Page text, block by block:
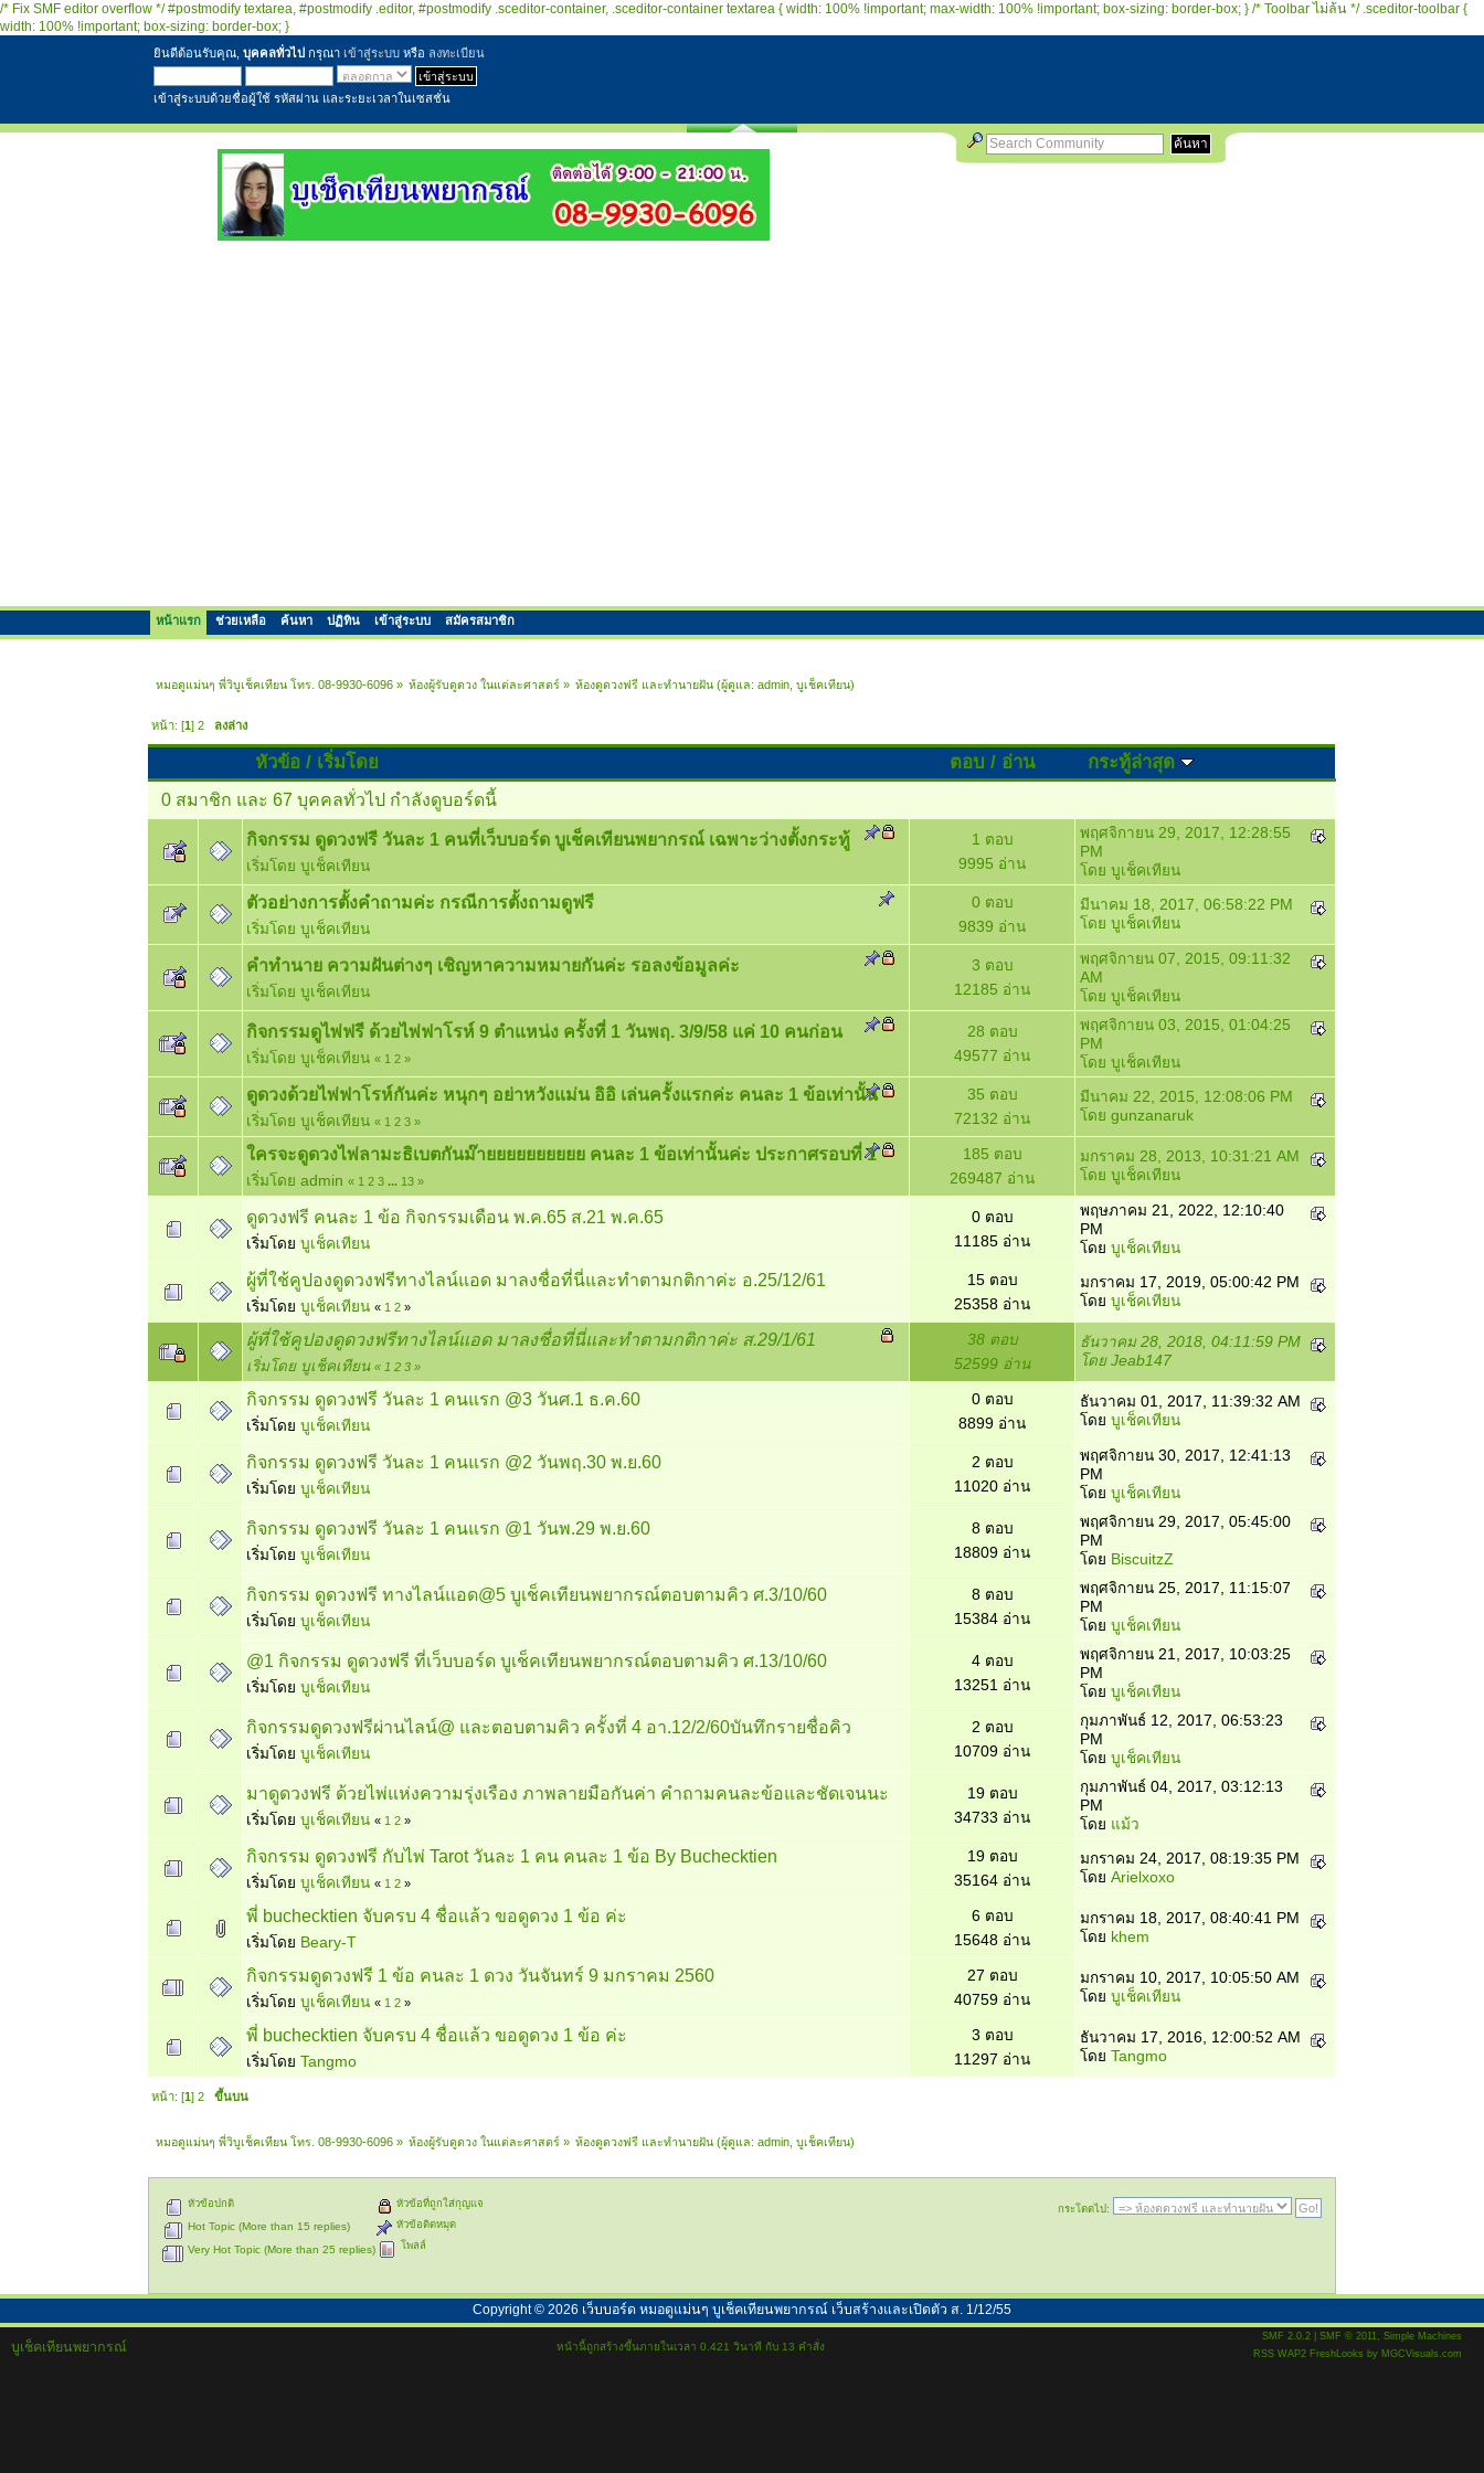
/* Fix SMF editor overflow */ #postmodify textarea, #postmodify .editor, #postmodify .sceditor-container, .sceditor-container textarea { width: 100% !important; max-width: 100% !important; box-sizing: border-box; } /* Toolbar ไม่ล้น */ .sceditor-toolbar {
width: 100% !important; box-sizing: border-box; }
ยินดีต้อนรับคุณ,บุคคลทั่วไป กรุณา เข้าสู่ระบบ หรือ ลงทะเบียน
เข้าสู่ระบบด้วยชื่อผู้ใช้ รหัสผ่าน และระยะเวลาในเซสชั่น
หน้าแรก ช่วยเหลือ ค้นหา ปฏิทิน เข้าสู่ระบบ สมัครสมาชิก
หมอดูแม่นๆ พี่วิบูเช็คเทียน โทร. 08-9930-6096» ห้องผู้รับดูดวง ในแต่ละศาสตร์» ห้องดูดวงฟรี และทำนายฝัน (ผู้ดูแล:admin,บูเช็คเทียน)
หน้า: [1] 2 ลงล่าง
หัวข้อ / เริ่มโดย ตอบ / อ่าน กระทู้ล่าสุด
0 สมาชิก และ 67 บุคคลทั่วไป กำลังดูบอร์ดนี้
กิจกรรม ดูดวงฟรี วันละ 1 คนที่เว็บบอร์ด บูเช็คเทียนพยากรณ์ เฉพาะว่างตั้งกระทู้
เริ่มโดยบูเช็คเทียน
1 ตอบ
9995 อ่าน
พฤศจิกายน 29, 2017, 12:28:55
PM
โดยบูเช็คเทียน
ตัวอย่างการตั้งคำถามค่ะ กรณีการตั้งถามดูฟรี
เริ่มโดยบูเช็คเทียน
0 ตอบ
9839 อ่าน
มีนาคม 18, 2017, 06:58:22 PM
โดยบูเช็คเทียน
คำทำนาย ความฝันต่างๆ เชิญหาความหมายกันค่ะ รอลงข้อมูลค่ะ
เริ่มโดยบูเช็คเทียน
3 ตอบ
12185 อ่าน
พฤศจิกายน 07, 2015, 09:11:32
AM
โดยบูเช็คเทียน
กิจกรรมดูไพ่ฟรี ด้วยไพ่ฟาโรห์ 9 ตำแหน่ง ครั้งที่ 1 วันพฤ. 3/9/58 แค่ 10 คนก่อน
เริ่มโดยบูเช็คเทียน « 1 2 »
28 ตอบ
49577 อ่าน
พฤศจิกายน 03, 2015, 01:04:25
PM
โดยบูเช็คเทียน
ดูดวงด้วยไพ่ฟาโรห์กันค่ะ หนุกๆ อย่าหวังแม่น อิอิ เล่นครั้งแรกค่ะ คนละ 1 ข้อเท่านั้น
เริ่มโดยบูเช็คเทียน « 1 2 3 »
35 ตอบ
72132 อ่าน
มีนาคม 22, 2015, 12:08:06 PM
โดยgunzanaruk
ใครจะดูดวงไพ่ลามะธิเบตกันม๊ายยยยยยยยยย คนละ 1 ข้อเท่านั้นค่ะ ประกาศรอบที่ 1
เริ่มโดยadmin « 1 2 3 ... 13 »
185 ตอบ
269487 อ่าน
มกราคม 28, 2013, 10:31:21 AM
โดยบูเช็คเทียน
ดูดวงฟรี คนละ 1 ข้อ กิจกรรมเดือน พ.ค.65 ส.21 พ.ค.65
เริ่มโดยบูเช็คเทียน
0 ตอบ
11185 อ่าน
พฤษภาคม 21, 2022, 12:10:40
PM
โดยบูเช็คเทียน
ผู้ที่ใช้คูปองดูดวงฟรีทางไลน์แอด มาลงชื่อที่นี่และทำตามกติกาค่ะ อ.25/12/61
เริ่มโดยบูเช็คเทียน « 1 2 »
15 ตอบ
25358 อ่าน
มกราคม 17, 2019, 05:00:42 PM
โดยบูเช็คเทียน
ผู้ที่ใช้คูปองดูดวงฟรีทางไลน์แอด มาลงชื่อที่นี่และทำตามกติกาค่ะ ส.29/1/61
เริ่มโดย บูเช็คเทียน « 1 2 3 »
38 ตอบ
52599 อ่าน
ธันวาคม 28, 2018, 04:11:59 PM
โดยJeab147
กิจกรรม ดูดวงฟรี วันละ 1 คนแรก @3 วันศ.1 ธ.ค.60
เริ่มโดยบูเช็คเทียน
0 ตอบ
8899 อ่าน
ธันวาคม 01, 2017, 11:39:32 AM
โดยบูเช็คเทียน
กิจกรรม ดูดวงฟรี วันละ 1 คนแรก @2 วันพฤ.30 พ.ย.60
เริ่มโดยบูเช็คเทียน
2 ตอบ
11020 อ่าน
พฤศจิกายน 30, 2017, 12:41:13
PM
โดยบูเช็คเทียน
กิจกรรม ดูดวงฟรี วันละ 1 คนแรก @1 วันพ.29 พ.ย.60
เริ่มโดยบูเช็คเทียน
8 ตอบ
18809 อ่าน
พฤศจิกายน 29, 2017, 05:45:00
PM
โดย BiscuitzZ
กิจกรรม ดูดวงฟรี ทางไลน์แอด@5 บูเช็คเทียนพยากรณ์ตอบตามคิว ศ.3/10/60
เริ่มโดยบูเช็คเทียน
8 ตอบ
15384 อ่าน
พฤศจิกายน 25, 2017, 11:15:07
PM
โดยบูเช็คเทียน
@1 กิจกรรม ดูดวงฟรี ที่เว็บบอร์ด บูเช็คเทียนพยากรณ์ตอบตามคิว ศ.13/10/60
เริ่มโดยบูเช็คเทียน
4 ตอบ
13251 อ่าน
พฤศจิกายน 21, 2017, 10:03:25
PM
โดยบูเช็คเทียน
กิจกรรมดูดวงฟรีผ่านไลน์@ และตอบตามคิว ครั้งที่ 4 อา.12/2/60บันทึกรายชื่อคิว
เริ่มโดยบูเช็คเทียน
2 ตอบ
10709 อ่าน
กุมภาพันธ์ 12, 2017, 06:53:23
PM
โดยบูเช็คเทียน
มาดูดวงฟรี ด้วยไพ่แห่งความรุ่งเรือง ภาพลายมือกันค่า คำถามคนละข้อและชัดเจนนะ
เริ่มโดยบูเช็คเทียน « 1 2 »
19 ตอบ
34733 อ่าน
กุมภาพันธ์ 04, 2017, 03:12:13
PM
โดย แม้ว
กิจกรรม ดูดวงฟรี กับไพ่ Tarot วันละ 1 คน คนละ 1 ข้อ By Buchecktien
เริ่มโดยบูเช็คเทียน « 1 2 »
19 ตอบ
35164 อ่าน
มกราคม 24, 2017, 08:19:35 PM
โดยArielxoxo
พี่ buchecktien จับครบ 4 ชื่อแล้ว ขอดูดวง 1 ข้อ ค่ะ
เริ่มโดย Beary-T
6 ตอบ
15648 อ่าน
มกราคม 18, 2017, 08:40:41 PM
โดย khem
กิจกรรมดูดวงฟรี 1 ข้อ คนละ 1 ดวง วันจันทร์ 9 มกราคม 2560
เริ่มโดยบูเช็คเทียน « 1 2 »
27 ตอบ
40759 อ่าน
มกราคม 10, 2017, 10:05:50 AM
โดยบูเช็คเทียน
พี่ buchecktien จับครบ 4 ชื่อแล้ว ขอดูดวง 1 ข้อ ค่ะ
เริ่มโดยTangmo
3 ตอบ
11297 อ่าน
ธันวาคม 17, 2016, 12:00:52 AM
โดยTangmo
หน้า: [1] 2 ขึ้นบน
หมอดูแม่นๆ พี่วิบูเช็คเทียน โทร. 08-9930-6096» ห้องผู้รับดูดวง ในแต่ละศาสตร์» ห้องดูดวงฟรี และทำนายฝัน (ผู้ดูแล:admin ,บูเช็คเทียน)
กระโดดไป:
หัวข้อปกติ
Hot Topic (More than 15 replies)
Very Hot Topic (More than 25 replies)
หัวข้อที่ถูกใส่กุญแจ
หัวข้อติดหมุด
โพลล์
Copyright © 2026 เว็บบอร์ด หมอดูแม่นๆ บูเช็คเทียนพยากรณ์ เว็บสร้างและเปิดตัว ส. 1/12/55
บูเช็คเทียนพยากรณ์
SMF 2.0.2 SMF © 2011, Simple Machines
RSS WAP2 FreshLooks by MGCVisuals.com
หน้านี้ถูกสร้างขึ้นภายในเวลา 0.421 วินาที กับ 13 คำสั่ง